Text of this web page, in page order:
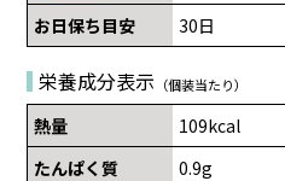
お日保ち目安 30日
栄養成分表示 （個装当たり）
熱量
109kcal
たんぱく質
0.9g